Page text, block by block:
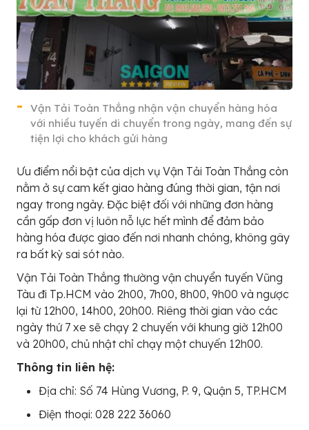
Vận Tải Toàn Thắng nhận vận chuyển hàng hóa
với nhiều tuyến di chuyển trong ngày, mang đến sự
tiện lợi cho khách gửi hàng
Ưu điểm nổi bật của dịch vụ Vận Tải Toàn Thắng còn
nằm ở sự cam kết giao hàng đúng thời gian, tận nơi
ngay trong ngày. Đặc biệt đối với những đơn hàng
cần gấp đơn vị luôn nỗ lực hết mình để đảm bảo
hàng hóa được giao đến nơi nhanh chóng, không gây
ra bất kỳ sai sót nào.
Vận Tải Toàn Thắng thường vận chuyển tuyến Vũng
Tàu đi Tp.HCM vào 2h00, 7h00, 8h00, 9h00 và ngược
lại từ 12h00, 14h00, 20h00. Riêng thời gian vào các
ngày thứ 7 xe sẽ chạy 2 chuyến với khung giờ 12h00
và 20h00, chủ nhật chỉ chạy một chuyến 12h00.
Thông tin liên hệ:
Địa chỉ: Số 74 Hùng Vương, P. 9, Quận 5, TP.HCM
Điện thoại: 028 222 36060